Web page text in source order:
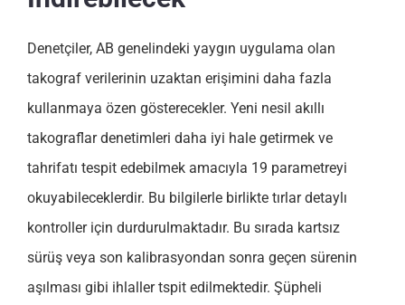
Denetçiler, AB genelindeki yaygın uygulama olan
takograf verilerinin uzaktan erişimini daha fazla
kullanmaya özen gösterecekler. Yeni nesil akıllı
takograflar denetimleri daha iyi hale getirmek ve
tahrifatı tespit edebilmek amacıyla 19 parametreyi
okuyabileceklerdir. Bu bilgilerle birlikte tırlar detaylı
kontroller için durdurulmaktadır. Bu sırada kartsız
sürüş veya son kalibrasyondan sonra geçen sürenin
aşılması gibi ihlaller tspit edilmektedir. Şüpheli